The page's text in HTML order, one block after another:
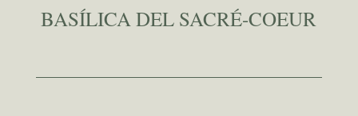
BASÍLICA DEL SACRÉ-COEUR